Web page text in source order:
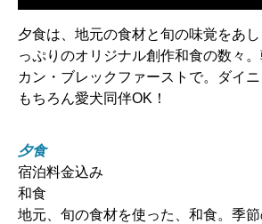
夕食は、地元の食材と旬の味覚をあ
っぷりのオリジナル創作和食の数々
カン・ブレックファーストで。ダイニ
もちろん愛犬同伴OK！
夕食
宿泊料金込み
和食
地元、旬の食材を使った、和食。季